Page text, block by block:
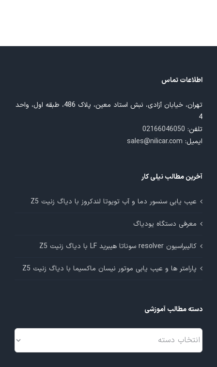
اطلاعات تماس
تهران، خیابان آزادی، نبش استاد معین، پلاک 486، طبقه اول، واحد
4
تلفن: 02166046050
ایمیل: sales@nilicar.com
آخرین مطالب نیلی کار
عیب یابی سنسور دما و آب تویوتا لندکروز با دیاگ زنیت Z5
معرفی دستگاه یودیاگ
کالیبراسیون resolver سوناتا هیبرید LF با دیاگ زنیت Z5
پارامتر ها و عیب یابی موتور نیسان ماکسیما با دیاگ زنیت Z5
دسته مطالب آموزشی
دسته